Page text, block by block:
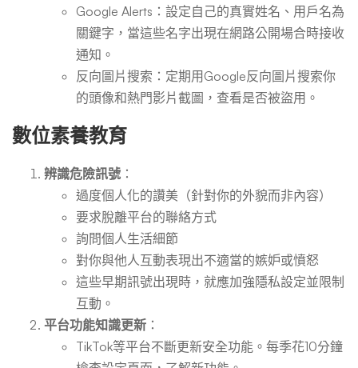
Google Alerts：設定自己的真實姓名、用戶名為
關鍵字，當這些名字出現在網路公開場合時接收
通知。
反向圖片搜索：定期用Google反向圖片搜索你
的頭像和熱門影片截圖，查看是否被盜用。
數位素養教育
辨識危險訊號 ：
過度個人化的讚美（針對你的外貌而非內容）
要求脫離平台的聯絡方式
詢問個人生活細節
對你與他人互動表現出不適當的嫉妒或憤怒
這些早期訊號出現時，就應加強隱私設定並限制
互動。
平台功能知識更新 ：
TikTok等平台不斷更新安全功能。每季花10分鐘